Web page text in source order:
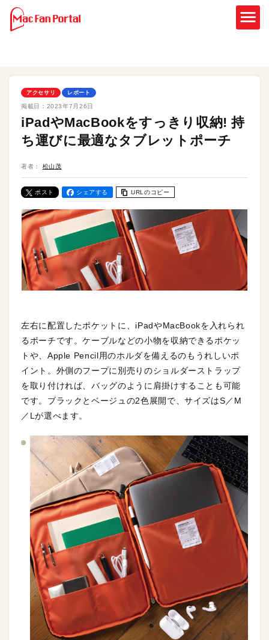
アクセサリ レポート
掲載日： 2023年7月26日
iPadやMacBookをすっきり収納! 持
ち運びに最適なタブレットポーチ
著者： 松山茂
ポスト シェアする URLのコピー
左右に配置したポケットに、iPadやMacBookを入れられ
るポーチです。ケーブルなどの小物を収納できるポケッ
トや、Apple Pencil用のホルダを備えるのもうれしいポ
イント。外側のフープに別売りのショルダーストラップ
を取り付ければ、バッグのように肩掛けすることも可能
です。ブラックとベージュの2色展開で、サイズはS／M
／Lが選べます。